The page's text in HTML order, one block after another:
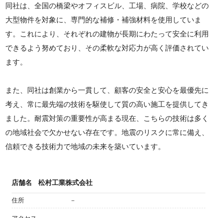
同社は、全国の橋梁やオフィスビル、工場、病院、学校などの
大型物件を対象に、専門的な補修・補強材料を使用していま
す。これにより、それぞれの建物が長期にわたって安全に利用
できるよう努めており、その柔軟な対応力が高く評価されてい
ます。
また、同社は創業から一貫して、顧客の安全と安心を最優先に
考え、常に最先端の技術を駆使して質の高い施工を提供してき
ました。耐震対策の重要性が高まる現在、こちらの技術は多く
の地域社会で欠かせない存在です。地震のリスクに常に備え、
信頼できる技術力で地域の未来を築いています。
店舗名 松村工業株式会社
住所 －